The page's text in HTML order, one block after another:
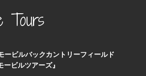
Tours
ービルバックカントリーフィールド
ービルツアーズ』